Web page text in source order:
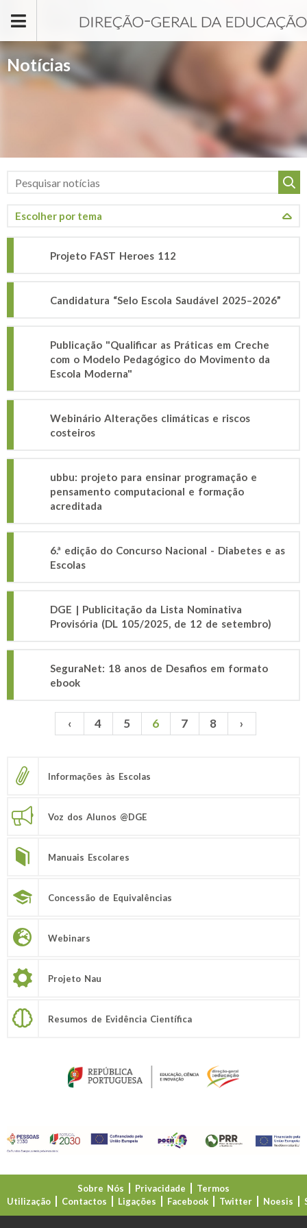
Notícias
Projeto FAST Heroes 112
Candidatura “Selo Escola Saudável 2025–2026”
Publicação "Qualificar as Práticas em Creche
com o Modelo Pedagógico do Movimento da
Escola Moderna"
Webinário Alterações climáticas e riscos
costeiros
ubbu: projeto para ensinar programação e
pensamento computacional e formação
acreditada
6.ª edição do Concurso Nacional - Diabetes e as
Escolas
DGE | Publicitação da Lista Nominativa
Provisória (DL 105/2025, de 12 de setembro)
SeguraNet: 18 anos de Desafios em formato
ebook
Páginas ‹ 4 5 6 7 8 ›
Informações às Escolas
Voz dos Alunos @DGE
Manuais Escolares
Concessão de Equivalências
Webinars
Projeto Nau
Resumos de Evidência Científica
Sobre Nós Privacidade
Termos
Utilização
Contactos Ligações Facebook Twitter Noesis